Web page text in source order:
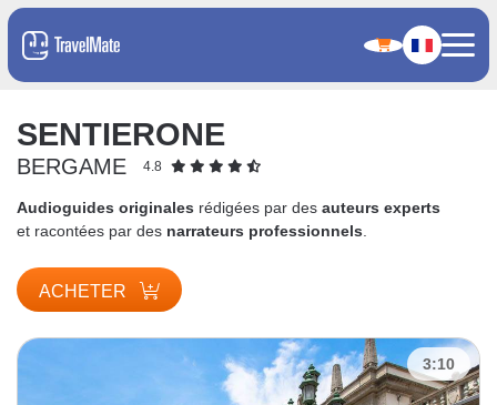
SENTIERONE
BERGAME 4.8
Audioguides originales rédigées par des auteurs experts
et racontées par des narrateurs professionnels
ACHETER
3:10